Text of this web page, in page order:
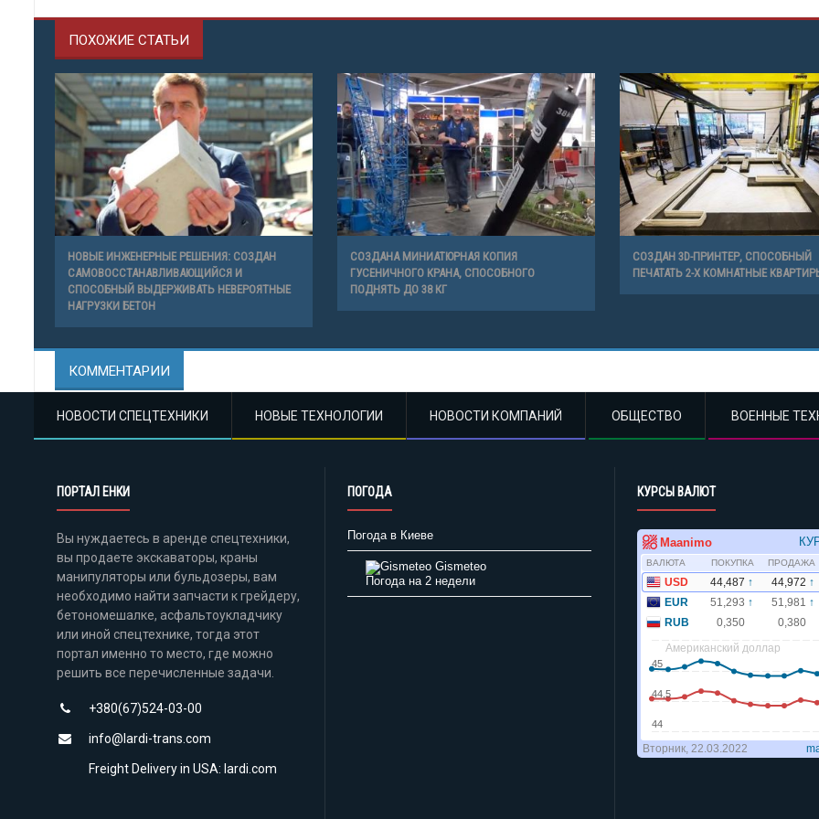
ПОХОЖИЕ СТАТЬИ
НОВЫЕ ИНЖЕНЕРНЫЕ РЕШЕНИЯ: СОЗДАН
САМОВОССТАНАВЛИВАЮЩИЙСЯ И
СПОСОБНЫЙ ВЫДЕРЖИВАТЬ НЕВЕРОЯТНЫЕ
НАГРУЗКИ БЕТОН
СОЗДАНА МИНИАТЮРНАЯ КОПИЯ
ГУСЕНИЧНОГО КРАНА, СПОСОБНОГО
ПОДНЯТЬ ДО 38 КГ
СОЗДАН 3D-ПРИНТЕР, СПОСОБНЫЙ
ПЕЧАТАТЬ 2-Х КОМНАТНЫЕ
КОММЕНТАРИИ
НОВОСТИ СПЕЦТЕХНИКИ НОВЫЕ ТЕХНОЛОГИИ НОВОСТИ КОМПАНИЙ ОБЩЕСТВО ВОЕННЫЕ
ПОРТАЛ ЕНКИ
Вы нуждаетесь в аренде спецтехники,
вы продаете экскаваторы, краны
манипуляторы или бульдозеры, вам
необходимо найти запчасти к грейдеру,
бетономешалке, асфальтоукладчику
или иной спецтехнике, тогда этот
портал именно то место, где можно
решить все перечисленные задачи.
+380(67)524-03-00
info@lardi-trans.com
Freight Delivery in USA: lardi.com
ПОГОДА
Погода в Киеве
Gismeteo
Погода на 2 недели
КУРСЫ ВАЛЮТ